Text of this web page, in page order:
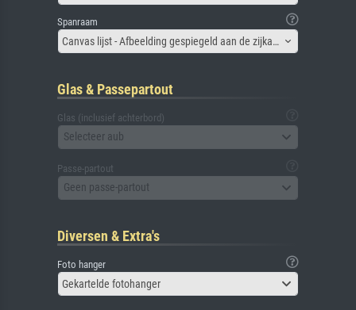
Spanraam
Canvas lijst - Afbeelding gespiegeld aan de zijkant
Glas & Passepartout
Glas (inclusief achterbord)
Selecteer aub
Passe-partout
Geen passe-partout
Diversen & Extra's
Foto hanger
Gekartelde fotohanger